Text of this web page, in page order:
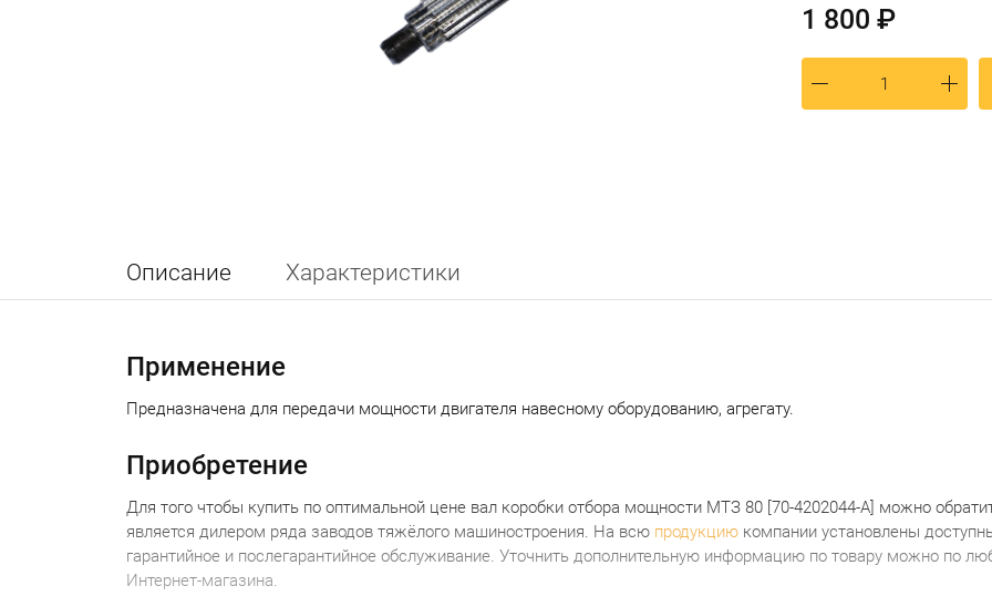
1 800 ₽
Описание Характеристики
Применение
Предназначена для передачи мощности двигателя навесному оборудованию, агрегату.
Приобретение
Для того чтобы купить по оптимальной цене вал коробки отбора мощности МТЗ 80 [70-4202044-А] можно
является дилером ряда заводов тяжёлого машиностроения. На всю продукцию компании установлены
гарантийное и послегарантийное обслуживание. Уточнить дополнительную информацию по товару можно по
Интернет-магазина.